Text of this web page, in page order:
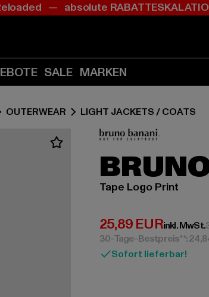
Zum
(Enter
drücken)
Zum
(Enter
drücken)
— absolute
SALE MARKEN
OUTERWEAR LIGHT JACKETS / COATS
Tape Logo Print
25,89 EUR
Derzeitiger Preis:
inkl. MwSt.
30-Tage-Bestpreis**:
Sofort lieferbar!